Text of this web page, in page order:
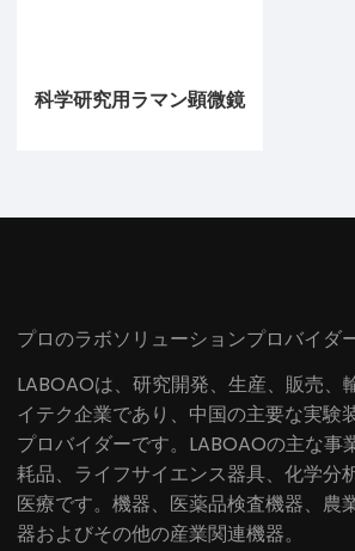
科学研究用ラマン顕微鏡
プロのラボソリューションプロバイダ
LABOAOは、研究開発、生産、販売、
イテク企業であり、中国の主要な実験
プロバイダーです。LABOAOの主な事
耗品、ライフサイエンス器具、化学分
医療です。機器、医薬品検査機器、農
器およびその他の産業関連機器。